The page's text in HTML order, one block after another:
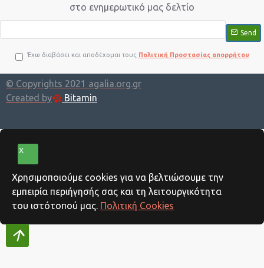
στο ενημερωτικό μας δελτίο
Send
Έχω διαβάσει και αποδέχομαι τους Πολιτική Προστασίας απορρήτου
© Copyrights 2021 agalia.org.gr
Created by
Bitamin
X
Xρησιμοποιούμε cookies για να βελτιώσουμε την
εμπειρία περιήγησής σας και τη λειτουργικότητα
του ιστότοπού μας. Πολιτική Cookies